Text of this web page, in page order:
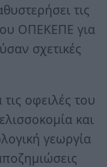
τις
ΟΠΕΚΕΠΕ για
σχετικές
οφειλές του
και
γεωργία